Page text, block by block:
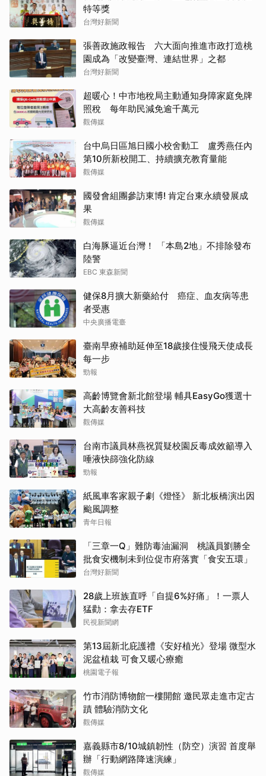
特等獎
台灣好新聞
張善政施政報告 六大面向推進市政打造桃
園成為「改變臺灣、連結世界」之都
台灣好新聞
超暖心！中市地稅局主動通知身障家庭免牌
照稅 每年助民減免逾千萬元
觀傳媒
台中烏日區旭日國小校舍動工 盧秀燕任內
第10所新校開工、持續擴充教育量能
觀傳媒
國發會組團參訪東博! 肯定台東永續發展成
果
觀傳媒
白海豚逼近台灣！ 「本島2地」不排除發布
陸警
EBC 東森新聞
健保8月擴大新藥給付 癌症、血友病等患
者受惠
中央廣播電臺
臺南早療補助延伸至18歲接住慢飛天使成長
每一步
勁報
高齡博覽會新北館登場 輔具EasyGo獲選十
大高齡友善科技
觀傳媒
台南市議員林燕祝質疑校園反毒成效籲導入
唾液快篩強化防線
勁報
紙風車客家親子劇《燈怪》 新北板橋演出因
颱風調整
青年日報
「三章一Q」難防毒油漏洞 桃議員劉勝全
批食安機制未到位促市府落實「食安五環」
台灣好新聞
28歲上班族直呼「自提6%好痛」！一票人
猛勸：拿去存ETF
民視新聞網
第13屆新北庇護禮《安好植光》登場 微型水
泥盆植栽 可食又暖心療癒
桃園電子報
竹市消防博物館一樓開館 邀民眾走進市定古
蹟 體驗消防文化
觀傳媒
嘉義縣市8/10城鎮韌性（防空）演習 首度舉
辦「行動網路降速演練」
觀傳媒